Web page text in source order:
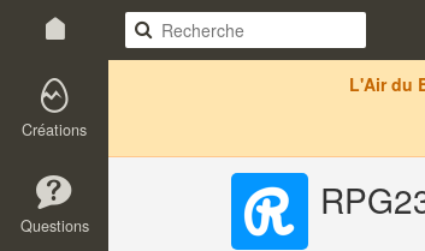
Créations
Questions
L'Air du